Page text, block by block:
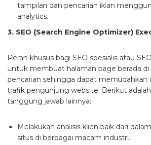
tampilan dan pencarian iklan
analytics.
3. SEO (Search Engine Optimizer)
Peran khusus bagi SEO spesialis atau
untuk membuat halaman page berada di
pencarian sehingga dapat memudahkan
trafik pengunjung website. Berikut
tanggung jawab lainnya:
Melakukan analisis klien baik dari
situs di berbagai macam industri.